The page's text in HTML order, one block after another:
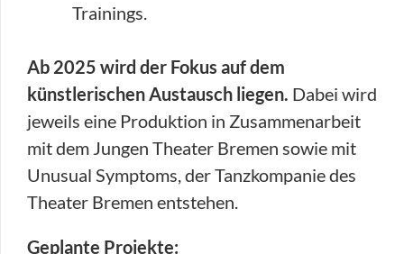
Trainings.
Ab 2025 wird der Fokus auf dem
künstlerischen Austausch liegen. Dabei wird
jeweils eine Produktion in Zusammenarbeit
mit dem Jungen Theater Bremen sowie mit
Unusual Symptoms, der Tanzkompanie des
Theater Bremen entstehen.
Geplante Projekte: